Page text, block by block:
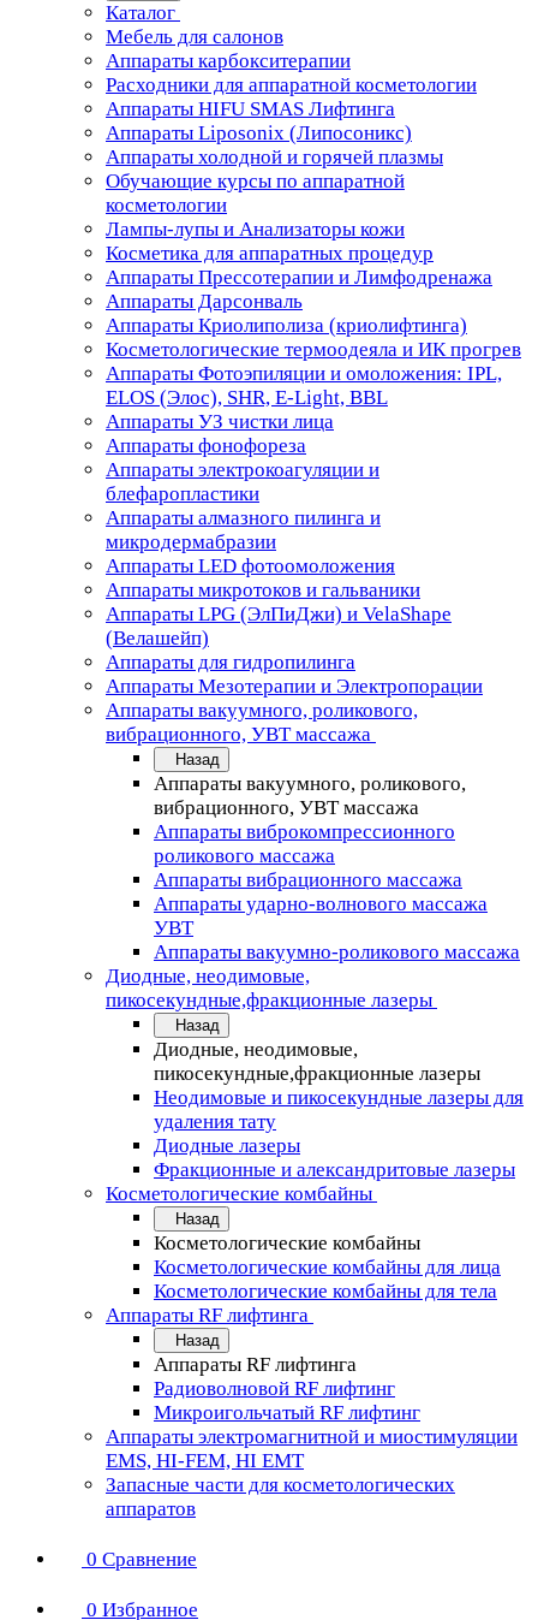
Каталог
Мебель для салонов
Аппараты карбокситерапии
Расходники для аппаратной косметологии
Аппараты HIFU SMAS Лифтинга
Аппараты Liposonix (Липосоникс)
Аппараты холодной и горячей плазмы
Обучающие курсы по аппаратной
косметологии
Лампы-лупы и Анализаторы кожи
Косметика для аппаратных процедур
Аппараты Прессотерапии и Лимфодренажа
Аппараты Дарсонваль
Аппараты Криолиполиза (криолифтинга)
Косметологические термоодеяла и ИК прогрев
Аппараты Фотоэпиляции и омоложения: IPL,
ELOS (Элос), SHR, E-Light, BBL
Аппараты УЗ чистки лица
Аппараты фонофореза
Аппараты электрокоагуляции и
блефаропластики
Аппараты алмазного пилинга и
микродермабразии
Аппараты LED фотоомоложения
Аппараты микротоков и гальваники
Аппараты LPG (ЭлПиДжи) и VelaShape
(Велашейп)
Аппараты для гидропилинга
Аппараты Мезотерапии и Электропорации
Аппараты вакуумного, роликового,
вибрационного, УВТ массажа
Назад
Аппараты вакуумного, роликового,
вибрационного, УВТ массажа
Аппараты виброкомпрессионного
роликового массажа
Аппараты вибрационного массажа
Аппараты ударно-волнового массажа
УВТ
Аппараты вакуумно-роликового массажа
Диодные, неодимовые,
пикосекундные,фракционные лазеры
Назад
Диодные, неодимовые,
пикосекундные,фракционные лазеры
Неодимовые и пикосекундные лазеры для
удаления тату
Диодные лазеры
Фракционные и александритовые лазеры
Косметологические комбайны
Назад
Косметологические комбайны
Косметологические комбайны для лица
Косметологические комбайны для тела
Аппараты RF лифтинга
Назад
Аппараты RF лифтинга
Радиоволновой RF лифтинг
Микроигольчатый RF лифтинг
Аппараты электромагнитной и миостимуляции
EMS, HI-FEM, HI EMT
Запасные части для косметологических
аппаратов
0 Сравнение
0 Избранное